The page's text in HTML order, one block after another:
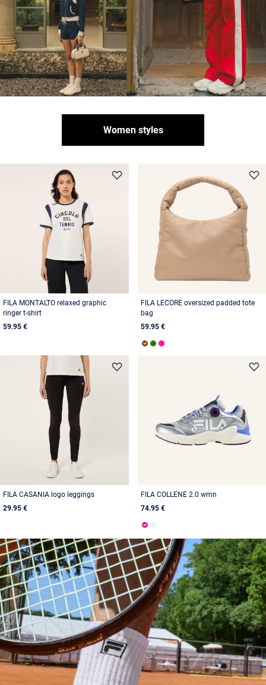
Women styles
FILA MONTALTO relaxed graphic
ringer t-shirt
59.95 €
FILA LECORE oversized padded tote
bag
59.95 €
FILA CASANIA logo leggings
29.95 €
FILA COLLENE 2.0 wmn
74.95 €